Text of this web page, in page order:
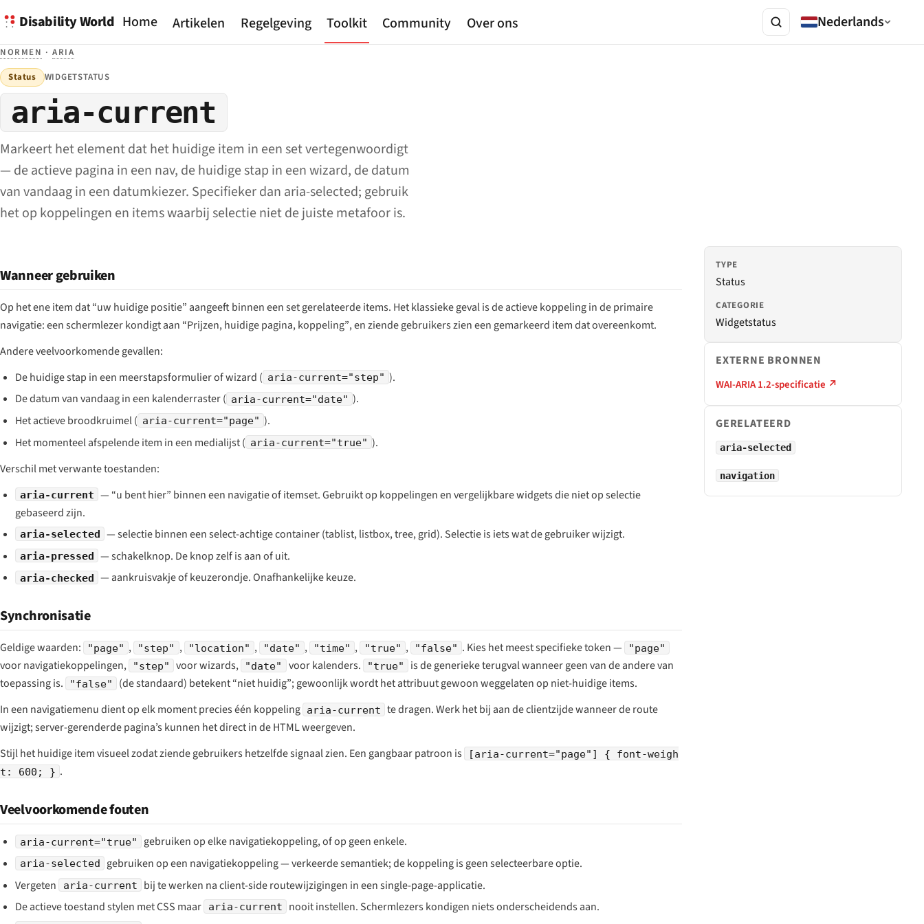
Disability World Home Artikelen Regelgeving Toolkit Community Over ons Nederlands
NORMEN ·ARIA
Status WIDGETSTATUS
aria-current
Markeert het element dat het huidige item in een set vertegenwoordigt
— de actieve pagina in een nav, de huidige stap in een wizard, de datum
van vandaag in een datumkiezer. Specifieker dan aria-selected; gebruik
het op koppelingen en items waarbij selectie niet de juiste metafoor is.
Wanneer gebruiken
Op het ene item dat “uw huidige positie” aangeeft binnen een set gerelateerde items. Het klassieke geval is de actieve koppeling in de primaire
navigatie: een schermlezer kondigt aan “Prijzen, huidige pagina, koppeling”, en ziende gebruikers zien een gemarkeerd item dat overeenkomt.
Andere veelvoorkomende gevallen:
De huidige stap in een meerstapsformulier of wizard ( aria-current="step" ).
De datum van vandaag in een kalenderraster ( aria-current="date" ).
Het actieve broodkruimel ( aria-current="page" ).
Het momenteel afspelende item in een medialijst ( aria-current="true" ).
Verschil met verwante toestanden:
aria-current — “u bent hier” binnen een navigatie of itemset. Gebruikt op koppelingen en vergelijkbare widgets die niet op selectie
gebaseerd zijn.
aria-selected — selectie binnen een select-achtige container (tablist, listbox, tree, grid). Selectie is iets wat de gebruiker wijzigt.
aria-pressed — schakelknop. De knop zelf is aan of uit.
aria-checked — aankruisvakje of keuzerondje. Onafhankelijke keuze.
Synchronisatie
Geldige waarden: "page" , "step" , "location" , "date" , "time" , "true" , "false" . Kies het meest specifieke token — "page"
voor navigatiekoppelingen, "step" voor wizards, "date" voor kalenders. "true"
is de generieke terugval wanneer geen van de andere van
toepassing is.
"false"
(de standaard) betekent “niet huidig”; gewoonlijk wordt het attribuut gewoon weggelaten op niet-huidige items.
In een navigatiemenu dient op elk moment precies één koppeling aria-current te dragen. Werk het bij aan de clientzijde wanneer de route
wijzigt; server-gerenderde pagina’s kunnen het direct in de HTML weergeven.
Stijl het huidige item visueel zodat ziende gebruikers hetzelfde signaal zien. Een gangbaar patroon is
[aria-current="page"] { font-weigh
t: 600; } .
Veelvoorkomende fouten
aria-current="true" gebruiken op elke navigatiekoppeling, of op geen enkele.
aria-selected
gebruiken op een navigatiekoppeling — verkeerde semantiek; de koppeling is geen selecteerbare optie.
Vergeten
aria-current
bij te werken na client-side routewijzigingen in een single-page-applicatie.
De actieve toestand stylen met CSS maar
aria-current nooit instellen. Schermlezers kondigen niets onderscheidends aan.
TYPE
Status
CATEGORIE
Widgetstatus
EXTERNE BRONNEN
WAI-ARIA 1.2-specificatie ↗
GERELATEERD
aria-selected
navigation